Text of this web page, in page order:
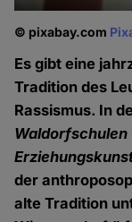
© pixabay.com
Es gibt eine
Tradition des
Rassismus. In
Waldorfschulen
der
alte Tradition